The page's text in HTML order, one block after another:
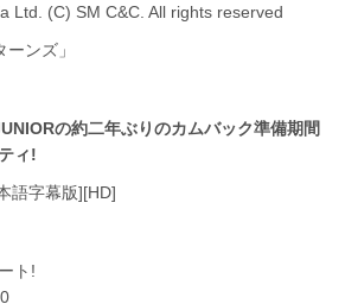
Ltd. (C) SM C&C. All rights reserved
ーンズ」
の約二年ぶりのカムバック準備期間
ィ!
語字幕版][HD]
ト!